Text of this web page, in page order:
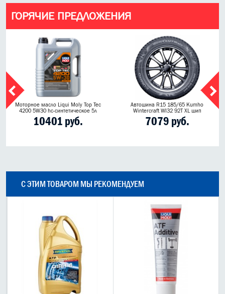
ГОРЯЧИЕ ПРЕДЛОЖЕНИЯ
Моторное масло Liqui Moly Top Tec
4200 5W30 hc-синтетическое 5л
10401 руб.
Автошина R15 185/65 Kumho
Wintercraft WI32 92T XL шип
7079 руб.
С ЭТИМ ТОВАРОМ МЫ РЕКОМЕНДУЕМ